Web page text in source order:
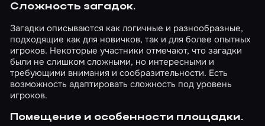
Сложность загадок.
Загадки описываются как логичные и разнообразные,
подходящие как для новичков, так и для более опытных
игроков. Некоторые участники отмечают, что загадки
были не слишком сложными, но интересными и
требующими внимания и сообразительности. Есть
возможность адаптировать сложность под уровень
игроков.
Помещение и особенности площадки.